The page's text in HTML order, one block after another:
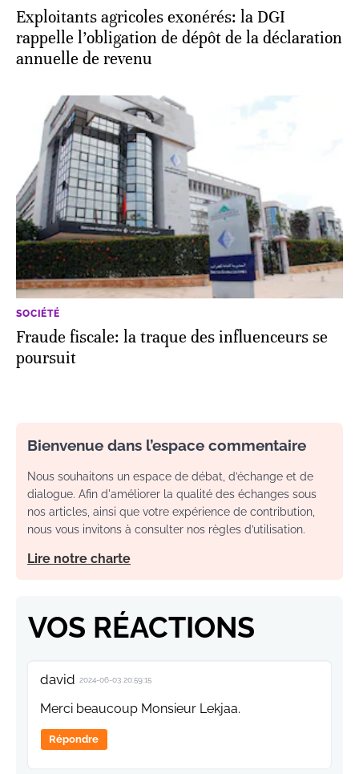
Exploitants agricoles exonérés: la DGI
rappelle l’obligation de dépôt de la déclaration
annuelle de revenu
SOCIÉTÉ
Fraude fiscale: la traque des influenceurs se
poursuit
Bienvenue dans l’espace commentaire
Nous souhaitons un espace de débat, d’échange et de
dialogue. Afin d'améliorer la qualité des échanges sous
nos articles, ainsi que votre expérience de contribution,
nous vous invitons à consulter nos règles d’utilisation.
Lire notre charte
VOS RÉACTIONS
david 2024-06-03 20:59:15
Merci beaucoup Monsieur Lekjaa.
Répondre